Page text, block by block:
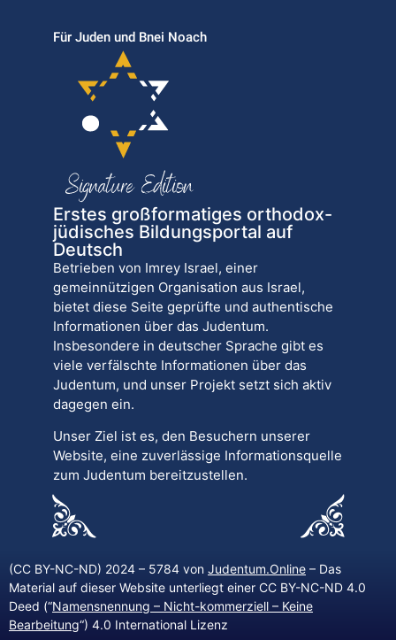
Für Juden und Bnei Noach
Erstes großformatiges orthodox-
jüdisches Bildungsportal auf
Deutsch
Betrieben von Imrey Israel, einer
gemeinnützigen Organisation aus Israel,
bietet diese Seite geprüfte und authentische
Informationen über das Judentum.
Insbesondere in deutscher Sprache gibt es
viele verfälschte Informationen über das
Judentum, und unser Projekt setzt sich aktiv
dagegen ein.
Unser Ziel ist es, den Besuchern unserer
Website, eine zuverlässige Informationsquelle
zum Judentum bereitzustellen.
(CC BY-NC-ND) 2024 – 5784 von Judentum.Online – Das
Material auf dieser Website unterliegt einer CC BY-NC-ND 4.0
Deed (“Namensnennung – Nicht-kommerziell – Keine
Bearbeitung“) 4.0 International Lizenz